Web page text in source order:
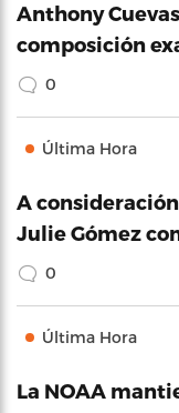
Anthony
composición
0
Última Hora
A
Julie Gómez
0
Última Hora
La NOAA